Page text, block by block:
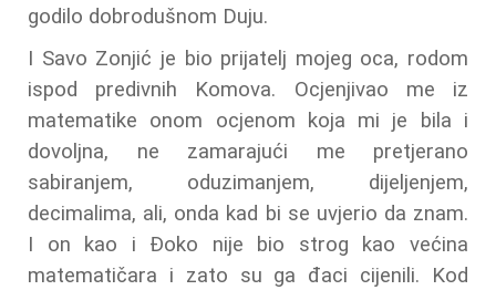
godilo dobrodušnom Duju.
I Savo Zonjić je bio prijatelj mojeg oca, rodom
ispod predivnih Komova. Ocjenjivao me iz
matematike onom ocjenom koja mi je bila i
dovoljna, ne zamarajući me pretjerano
sabiranjem, oduzimanjem, dijeljenjem,
decimalima, ali, onda kad bi se uvjerio da znam.
I on kao i Đoko nije bio strog kao većina
matematičara i zato su ga đaci cijenili. Kod